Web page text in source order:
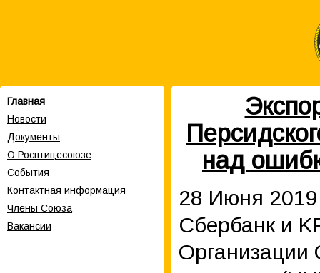
Главная
Новости
Документы
О Росптицесоюзе
События
Контактная информация
Члены Cоюза
Вакансии
над
28 Июня 2019
Сбербанк и